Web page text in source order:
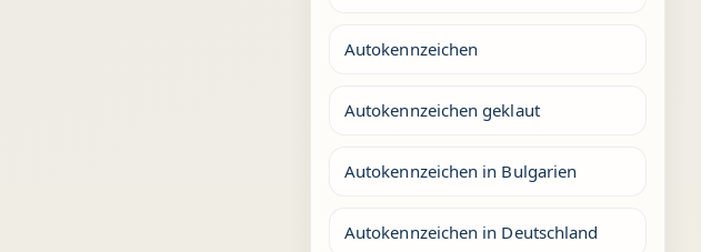
Autokennzeichen
Autokennzeichen geklaut
Autokennzeichen in Bulgarien
Autokennzeichen in Deutschland